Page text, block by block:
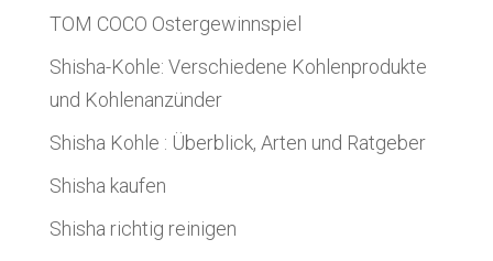
TOM COCO Ostergewinnspiel
Shisha-Kohle: Verschiedene Kohlenprodukte
und Kohlenanzünder
Shisha Kohle : Überblick, Arten und Ratgeber
Shisha kaufen
Shisha richtig reinigen